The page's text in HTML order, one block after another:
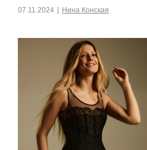
07.11.2024 | Нина Конская